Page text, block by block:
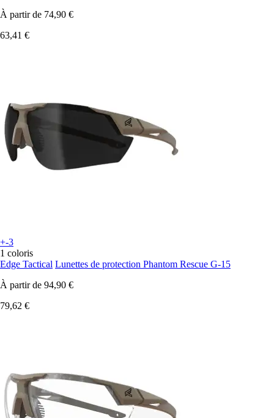
À partir de 74,90 €
63,41 €
+-3
1 coloris
Edge Tactical Lunettes de protection Phantom Rescue G-15
À partir de 94,90 €
79,62 €